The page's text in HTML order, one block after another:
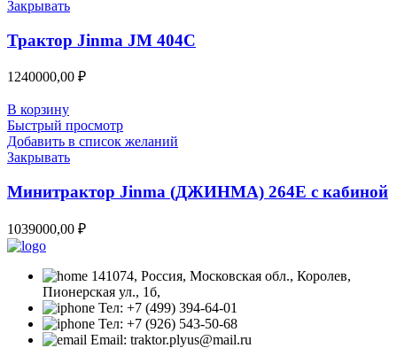
Закрывать
Трактор Jinma JM 404C
1240000,00 ₽
В корзину
Быстрый просмотр
Добавить в список желаний
Закрывать
Минитрактор Jinma (ДЖИНМА) 264E с кабиной
1039000,00 ₽
141074, Россия, Московская обл., Королев,
Пионерская ул., 1б,
Тел: +7 (499) 394-64-01
Тел: +7 (926) 543-50-68
Email: traktor.plyus@mail.ru